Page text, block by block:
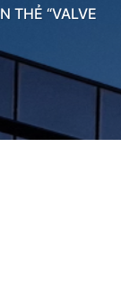
THẺ “VALVE